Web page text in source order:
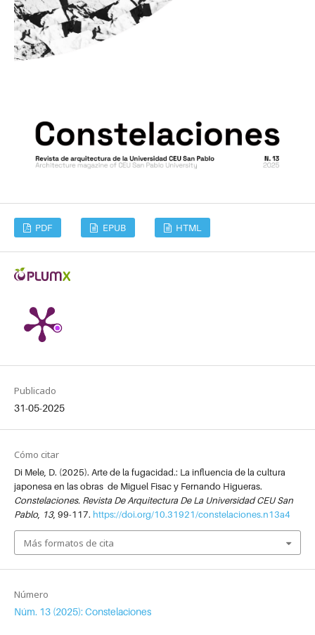
PDF EPUB HTML
Publicado
31-05-2025
Número
Núm. 13 (2025): Constelaciones
Cómo citar
Di Mele, D. (2025). Arte de la fugacidad.: La influencia de la cultura
japonesa en las obras de Miguel Fisac y Fernando Higueras.
Constelaciones. Revista De Arquitectura De La Universidad CEU San
Pablo, 13, 99-117. https://doi.org/10.31921/constelaciones.n13a4
Más formatos de cita